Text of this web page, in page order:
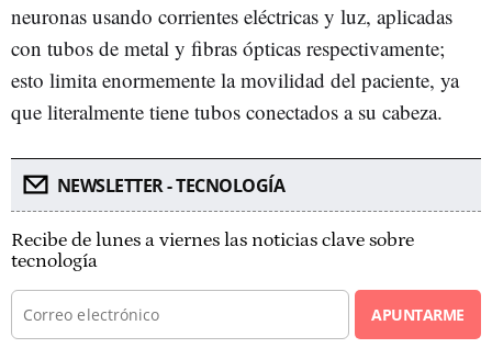
neuronas usando corrientes eléctricas y luz, aplicadas
con tubos de metal y fibras ópticas respectivamente;
esto limita enormemente la movilidad del paciente, ya
que literalmente tiene tubos conectados a su cabeza.
NEWSLETTER - TECNOLOGÍA
Recibe de lunes a viernes las noticias clave sobre
tecnología
APUNTARME